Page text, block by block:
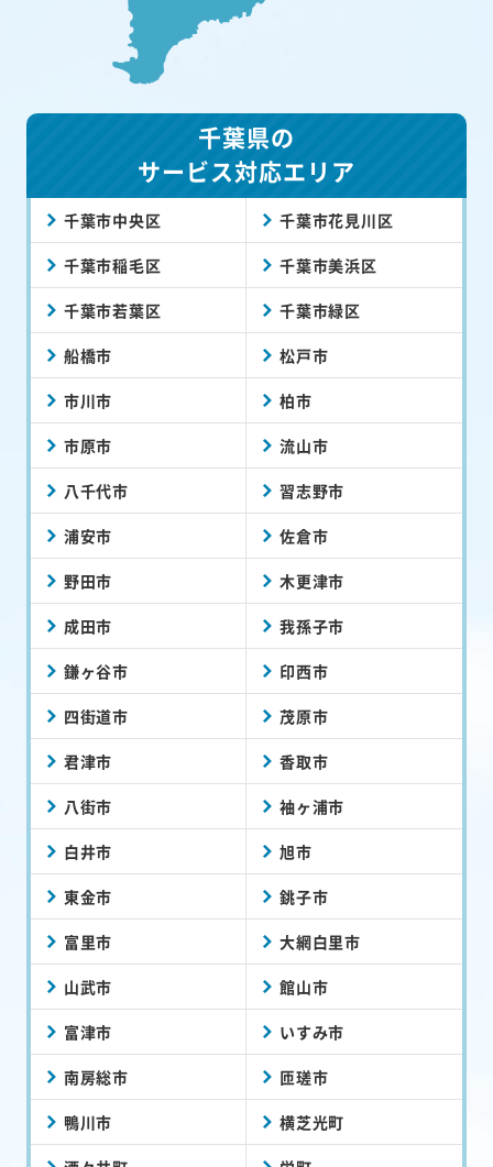
千葉県の
サービス対応エリア
千葉市中央区 千葉市花見川区
千葉市稲毛区 千葉市美浜区
千葉市若葉区 千葉市緑区
船橋市 松戸市
市川市 柏市
市原市 流山市
八千代市 習志野市
浦安市 佐倉市
野田市 木更津市
成田市 我孫子市
鎌ヶ谷市 印西市
四街道市 茂原市
君津市 香取市
八街市 袖ヶ浦市
白井市 旭市
東金市 銚子市
富里市 大網白里市
山武市 館山市
富津市 いすみ市
南房総市 匝瑳市
鴨川市 横芝光町